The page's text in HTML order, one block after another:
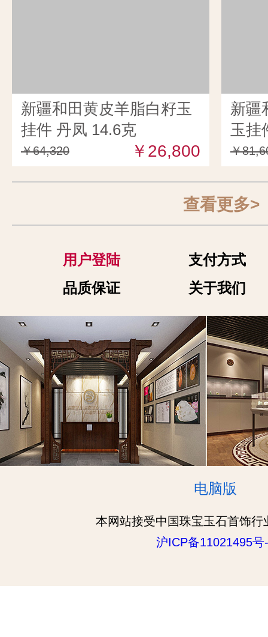
新疆和田黄皮羊脂白籽玉
挂件 丹凤 14.6克
￥64,320 ￥26,800
新疆
玉挂
￥
查看更多>
用户登陆
支付方式
品质保证
关于我们
电脑版
本网站接受中国珠宝玉石首饰行
沪ICP备11021495号